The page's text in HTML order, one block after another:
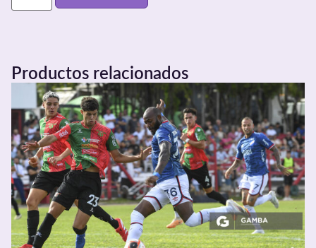
Productos relacionados